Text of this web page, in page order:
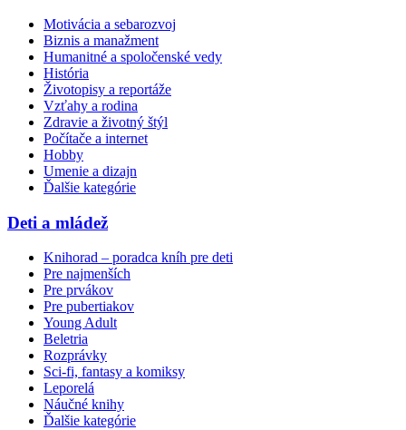
Motivácia a sebarozvoj
Biznis a manažment
Humanitné a spoločenské vedy
História
Životopisy a reportáže
Vzťahy a rodina
Zdravie a životný štýl
Počítače a internet
Hobby
Umenie a dizajn
Ďalšie kategórie
Deti a mládež
Knihorad – poradca kníh pre deti
Pre najmenších
Pre prvákov
Pre pubertiakov
Young Adult
Beletria
Rozprávky
Sci-fi, fantasy a komiksy
Leporelá
Náučné knihy
Ďalšie kategórie